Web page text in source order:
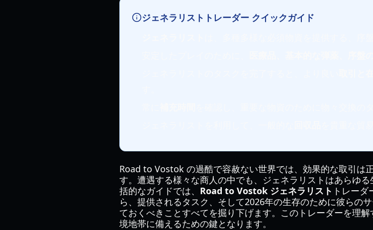
ジェネラリストトレーダー クイックガイド
Road to Vostok の過酷で容赦ない世界では、効果的な取引は
す。遭遇する様々な商人の中でも、ジェネラリストはあらゆ
括的なガイドでは、 Road to Vostok ジェネラリスト トレー
ら、提供されるタスク、そして2026年の生存のために彼らの
ておくべきことすべてを掘り下げます。このトレーダーを理
境地帯に備えるための鍵となります。